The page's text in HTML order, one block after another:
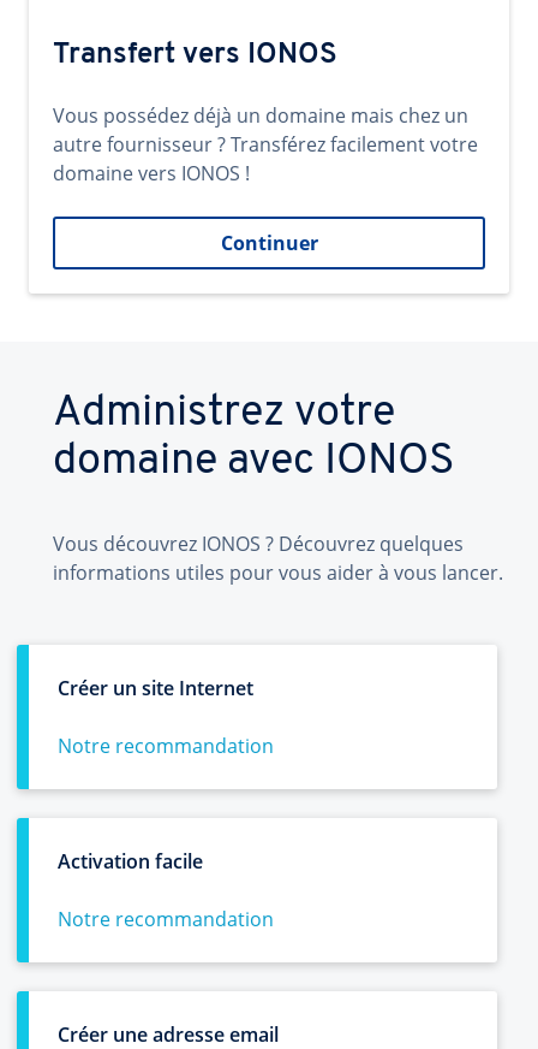
Transfert vers IONOS
Vous possédez déjà un domaine mais chez un
autre fournisseur ? Transférez facilement votre
domaine vers IONOS !
Continuer
Administrez votre
domaine avec IONOS
Vous découvrez IONOS ? Découvrez quelques
informations utiles pour vous aider à vous lancer.
Créer un site Internet
Notre recommandation
Activation facile
Notre recommandation
Créer une adresse email